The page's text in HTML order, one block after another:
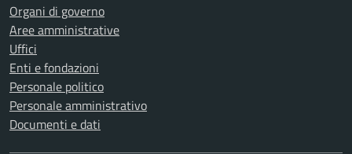
Organi di governo
Aree amministrative
Uffici
Enti e fondazioni
Personale politico
Personale amministrativo
Documenti e dati